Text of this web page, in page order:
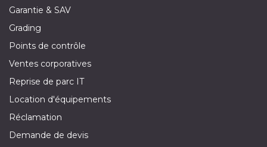
Garantie & SAV
Grading
Points de contrôle
Ventes corporatives
Reprise de parc IT
Location d'équipements
Réclamation
Demande de devis